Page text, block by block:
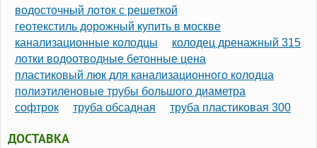
водосточный лоток с решеткой
геотекстиль дорожный купить в москве
канализационные колодцы
колодец дренажный 315
лотки водоотводные бетонные цена
пластиковый люк для канализационного колодца
полиэтиленовые трубы большого диаметра
софтрок
труба обсадная труба пластиковая 300
ДОСТАВКА